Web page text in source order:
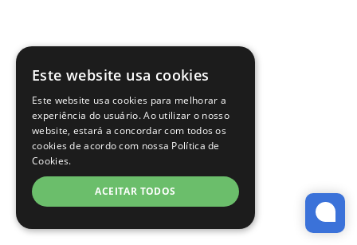
Este website usa cookies
Este website usa cookies para melhorar a
experiência do usuário. Ao utilizar o nosso
website, estará a concordar com todos os
cookies de acordo com nossa Política de
Cookies.
ACEITAR TODOS